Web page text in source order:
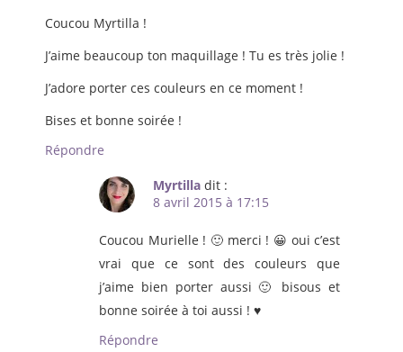
Coucou Myrtilla !
J’aime beaucoup ton maquillage ! Tu es très jolie !
J’adore porter ces couleurs en ce moment !
Bises et bonne soirée !
Répondre
Myrtilla dit :
8 avril 2015 à 17:15
Coucou Murielle ! 🙂 merci ! 😀 oui c’est
vrai que ce sont des couleurs que
j’aime bien porter aussi 🙂 bisous et
bonne soirée à toi aussi ! ♥
Répondre